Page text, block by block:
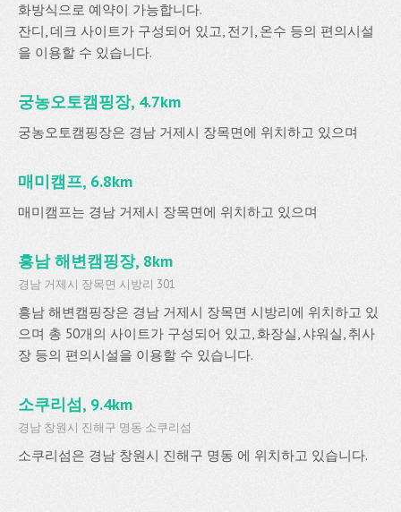
화방식으로 예약이 가능합니다.
잔디, 데크 사이트가 구성되어 있고, 전기, 온수 등의 편의시설
을 이용할 수 있습니다.
궁농오토캠핑장, 4.7km
궁농오토캠핑장은 경남 거제시 장목면에 위치하고 있으며
매미캠프, 6.8km
매미캠프는 경남 거제시 장목면에 위치하고 있으며
흥남 해변캠핑장, 8km
경남 거제시 장목면 시방리 301
흥남 해변캠핑장은 경남 거제시 장목면 시방리에 위치하고 있
으며 총 50개의 사이트가 구성되어 있고, 화장실, 샤워실, 취사
장 등의 편의시설을 이용할 수 있습니다.
소쿠리섬, 9.4km
경남 창원시 진해구 명동 소쿠리섬
소쿠리섬은 경남 창원시 진해구 명동 에 위치하고 있습니다.